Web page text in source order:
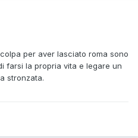
per aver lasciato roma sono
farsi la propria vita e legare un
stronzata.